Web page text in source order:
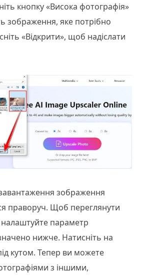
кнопку «Висока фотографія»
зображення, яке потрібно
«Відкрити», щоб надіслати
зображення
праворуч. Щоб переглянути
налаштуйте параметр
нижче. Натисніть на
кутом. Тепер ви можете
з іншими,